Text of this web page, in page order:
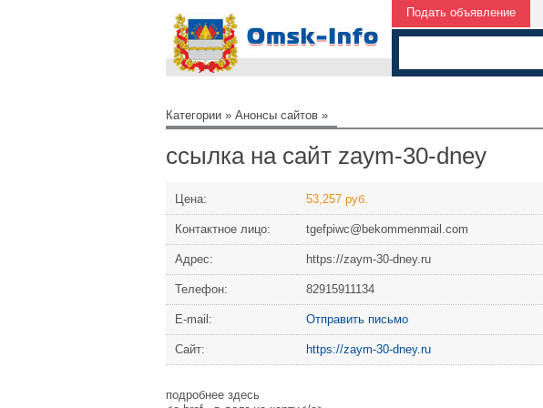
Подать объявление
Категории » Анонсы сайтов »
ссылка на сайт zaym-30-dney
Цена: 53,257 руб.
Контактное лицо: tgefpiwc@bekommenmail.com
Адрес: https://zaym-30-dney.ru
Телефон: 82915911134
Е-mail: Отправить письмо
Сайт: https://zaym-30-dney.ru
подробнее здесь